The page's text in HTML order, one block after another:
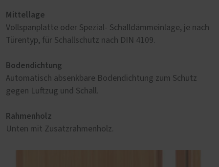
Mittellage
Vollspanplatte oder Spezial- Schalldämmeinlage, je nach
Türentyp, für Schallschutz nach DIN 4109.
Bodendichtung
Automatisch absenkbare Bodendichtung zum Schutz
gegen Luftzug und Schall.
Rahmenholz
Unten mit Zusatzrahmenholz.